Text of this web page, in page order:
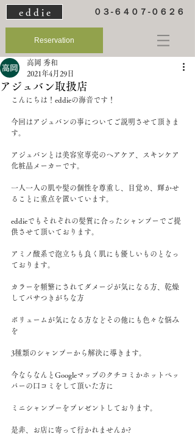
e d d i e ０３-６４０７-０６２６
Reservation
アジュバン取扱店
高岡 秀和
2021年4月29日
こんにちは！eddieの海音です！
今回はアジュバンの事についてご説明させて頂きま
す。
アジュバンとは美容室専売のヘアケア、スキンケア
化粧品メーカーです。
一人一人の肌や髪の個性を尊重し、目覚め、輝かせ
ることに重点を置いています。
eddieでもそれぞれの髪質に合ったシャンプーでご提
供させて頂いております。
アミノ酸系で泡立ちも良く肌にも優しいものとなっ
ております。
カラーを頻繁にされてダメージが気になる方、乾燥
してパサつきがちな方
ボリュームが気になる方などその他にも色々な悩み
を
3種類のシャンプーから解決に導きます。
今ならなんとGoogleマップのクチコミかホットペッ
パーの口コミをして頂いた方に
ミニシャンプーをプレゼントしております。
是非、お店に寄って行かれませんか?